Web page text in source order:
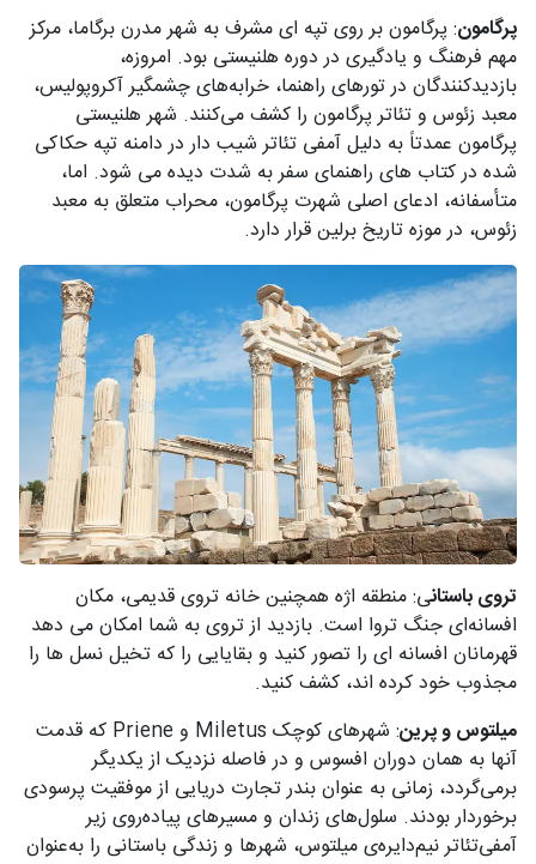
پرگامون: پرگامون بر روی تپه ای مشرف به شهر مدرن برگاما، مرکز
مهم فرهنگ و یادگیری در دوره هلنیستی بود. امروزه،
بازدیدکنندگان در تورهای راهنما، خرابه‌های چشمگیر آکروپولیس،
معبد زئوس و تئاتر پرگامون را کشف می‌کنند. شهر هلنیستی
پرگامون عمدتاً به دلیل آمفی تئاتر شیب دار در دامنه تپه حکاکی
شده در کتاب های راهنمای سفر به شدت دیده می شود. اما،
متأسفانه، ادعای اصلی شهرت پرگامون، محراب متعلق به معبد
زئوس، در موزه تاریخ برلین قرار دارد.
تروی باستانی: منطقه اژه همچنین خانه تروی قدیمی، مکان
افسانه‌ای جنگ تروا است. بازدید از تروی به شما امکان می دهد
قهرمانان افسانه ای را تصور کنید و بقایایی را که تخیل نسل ها را
مجذوب خود کرده اند، کشف کنید.
میلتوس و پرین
: شهرهای کوچک Miletus و Priene که قدمت
آنها به همان دوران افسوس و در فاصله نزدیک از یکدیگر
برمی‌گردد، زمانی به عنوان بندر تجارت دریایی از موفقیت پرسودی
برخوردار بودند. سلول‌های زندان و مسیرهای پیاده‌روی زیر
آمفی‌تئاتر نیم‌دایره‌ی میلتوس، شهرها و زندگی باستانی را به‌عنوان